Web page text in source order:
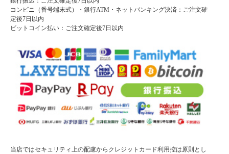
コンビニ（番号端末式）・銀行ATM・ネットバンキング決済：ご注文確
定後7日以内
ビットコイン払い：ご注文確定後7日以内
当店ではセキュリティ上の配慮からクレジットカード利用控は原則とし